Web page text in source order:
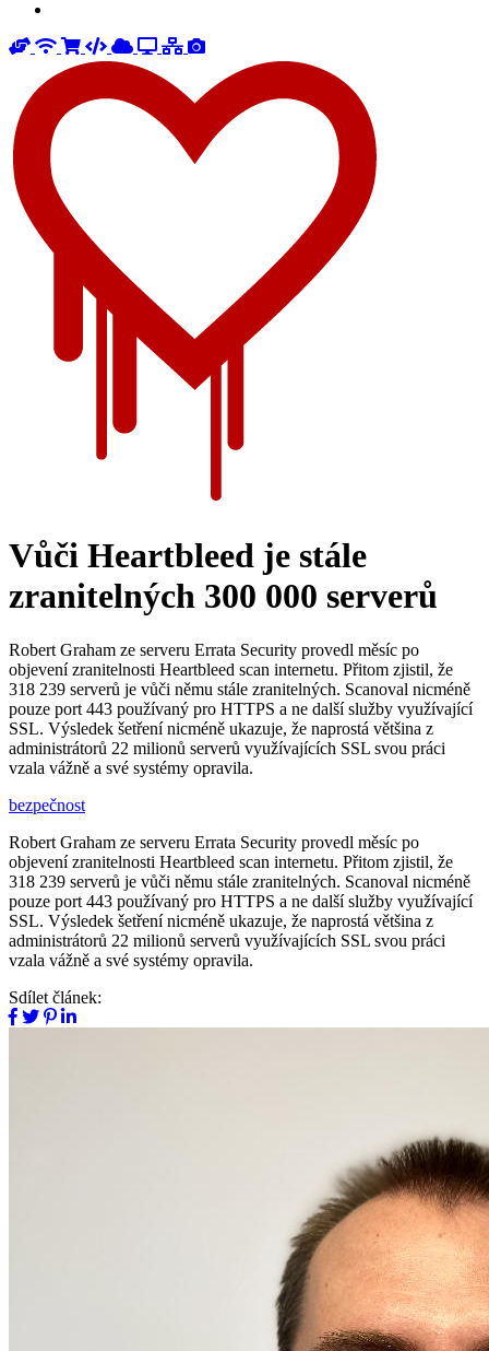
Vůči Heartbleed je stále
zranitelných 300 000 serverů
Robert Graham ze serveru Errata Security provedl měsíc po
objevení zranitelnosti Heartbleed scan internetu. Přitom zjistil, že
318 239 serverů je vůči němu stále zranitelných. Scanoval nicméně
pouze port 443 používaný pro HTTPS a ne další služby využívající
SSL. Výsledek šetření nicméně ukazuje, že naprostá většina z
administrátorů 22 milionů serverů využívajících SSL svou práci
vzala vážně a své systémy opravila.
bezpečnost
Robert Graham ze serveru Errata Security provedl měsíc po
objevení zranitelnosti Heartbleed scan internetu. Přitom zjistil, že
318 239 serverů je vůči němu stále zranitelných. Scanoval nicméně
pouze port 443 používaný pro HTTPS a ne další služby využívající
SSL. Výsledek šetření nicméně ukazuje, že naprostá většina z
administrátorů 22 milionů serverů využívajících SSL svou práci
vzala vážně a své systémy opravila.
Sdílet článek: